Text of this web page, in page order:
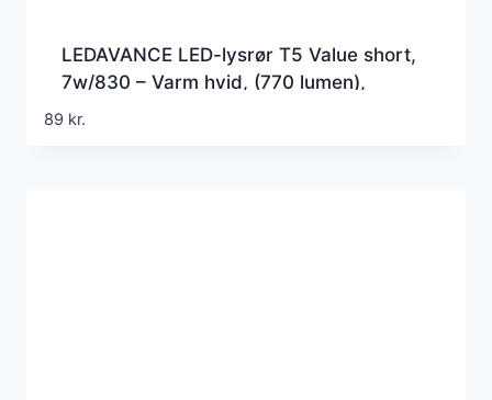
LEDAVANCE LED-lysrør T5 Value short,
7w/830 – Varm hvid, (770 lumen),
517mm, G5 (Erstatter 13w), HF
89 kr.